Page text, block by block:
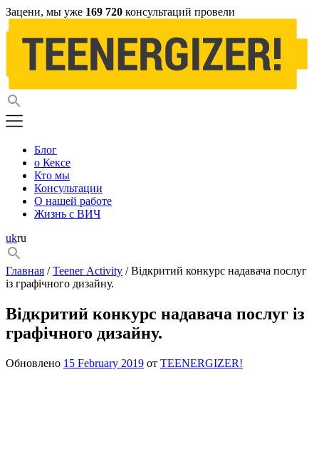
Зацени, мы уже 169 720 консультаций провели
Блог
о Кексе
Кто мы
Консультации
О нашей работе
Жизнь с ВИЧ
ukru
Главная /Teener Activity / Відкритий конкурс надавача послуг
із графічного дизайну.
Відкритий конкурс надавача послуг із
графічного дизайну.
Обновлено 15 February 2019 от TEENERGIZER!